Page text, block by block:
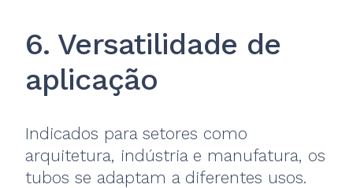
6. Versatilidade de
aplicação
Indicados para setores como
arquitetura, indústria e manufatura, os
tubos se adaptam a diferentes usos.